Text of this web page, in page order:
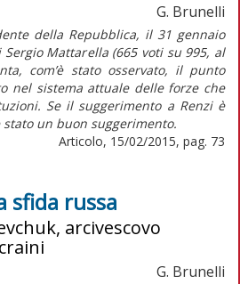
G. Brunelli
della Repubblica, il 31 gennaio
Mattarella (665 voti su 995, al
com’è stato osservato, il punto
nel sistema attuale delle forze che
Se il suggerimento a Renzi è
un buon suggerimento.
Articolo, 15/02/2015, pag. 73
sfida russa
arcivescovo
G. Brunelli